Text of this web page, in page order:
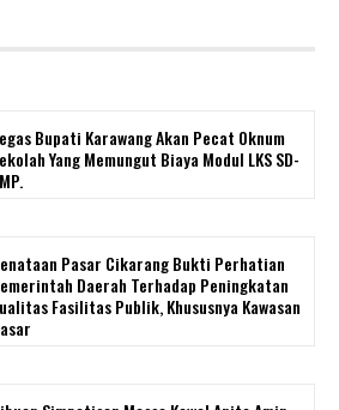
Bupati Karawang Akan Pecat Oknum
Yang Memungut Biaya Modul LKS SD-
Pasar Cikarang Bukti Perhatian
Daerah Terhadap Peningkatan
Fasilitas Publik, Khususnya Kawasan